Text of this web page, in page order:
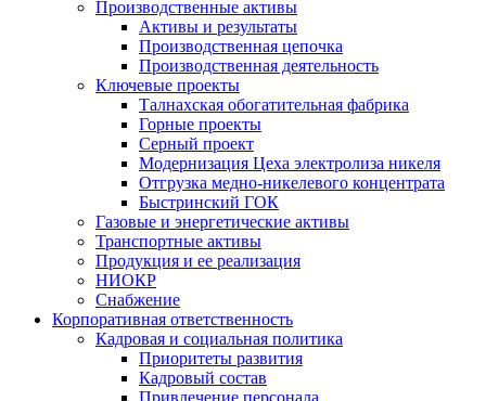
Производственные активы
Активы и результаты
Производственная цепочка
Производственная деятельность
Ключевые проекты
Талнахская обогатительная фабрика
Горные проекты
Серный проект
Модернизация Цеха электролиза никеля
Отгрузка медно-никелевого концентрата
Быстринский ГОК
Газовые и энергетические активы
Транспортные активы
Продукция и ее реализация
НИОКР
Снабжение
Корпоративная ответственность
Кадровая и социальная политика
Приоритеты развития
Кадровый состав
Привлечение персонала